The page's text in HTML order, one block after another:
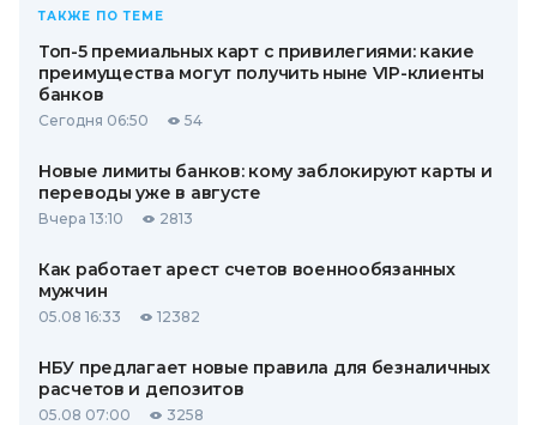
ТАКЖЕ ПО ТЕМЕ
Топ-5 премиальных карт с привилегиями: какие
преимущества могут получить ныне VIP-клиенты
банков
Сегодня 06:50 54
Новые лимиты банков: кому заблокируют карты и
переводы уже в августе
Вчера 13:10 2813
Как работает арест счетов военнообязанных
мужчин
05.08 16:33 12382
НБУ предлагает новые правила для безналичных
расчетов и депозитов
05.08 07:00 3258